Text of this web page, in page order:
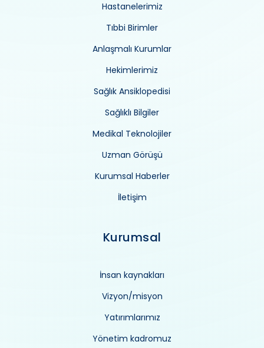
Hastanelerimiz
Tıbbi Birimler
Anlaşmalı Kurumlar
Hekimlerimiz
Sağlık Ansiklopedisi
Sağlıklı Bilgiler
Medikal Teknolojiler
Uzman Görüşü
Kurumsal Haberler
İletişim
Kurumsal
İnsan kaynakları
Vizyon/misyon
Yatırımlarımız
Yönetim kadromuz